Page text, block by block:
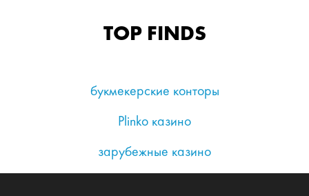
TOP FINDS
букмекерские конторы
Plinko казино
зарубежные казино